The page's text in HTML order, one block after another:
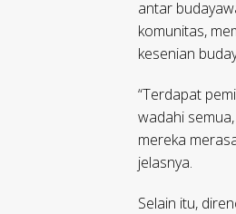
antar
komunitas,
kesenian
“Terdapat
wadahi
mereka
jelasnya.
Selain itu,